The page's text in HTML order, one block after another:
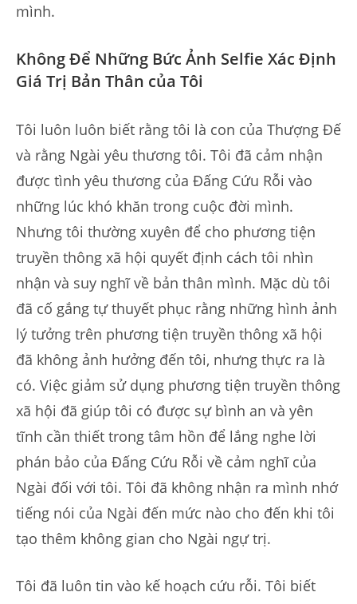
mình.
Không Để Những Bức Ảnh Selfie Xác Định
Giá Trị Bản Thân của Tôi
Tôi luôn luôn biết rằng tôi là con của Thượng Đế
và rằng Ngài yêu thương tôi. Tôi đã cảm nhận
được tình yêu thương của Đấng Cứu Rỗi vào
những lúc khó khăn trong cuộc đời mình.
Nhưng tôi thường xuyên để cho phương tiện
truyền thông xã hội quyết định cách tôi nhìn
nhận và suy nghĩ về bản thân mình. Mặc dù tôi
đã cố gắng tự thuyết phục rằng những hình ảnh
lý tưởng trên phương tiện truyền thông xã hội
đã không ảnh hưởng đến tôi, nhưng thực ra là
có. Việc giảm sử dụng phương tiện truyền thông
xã hội đã giúp tôi có được sự bình an và yên
tĩnh cần thiết trong tâm hồn để lắng nghe lời
phán bảo của Đấng Cứu Rỗi về cảm nghĩ của
Ngài đối với tôi. Tôi đã không nhận ra mình nhớ
tiếng nói của Ngài đến mức nào cho đến khi tôi
tạo thêm không gian cho Ngài ngự trị.
Tôi đã luôn tin vào kế hoạch cứu rỗi. Tôi biết